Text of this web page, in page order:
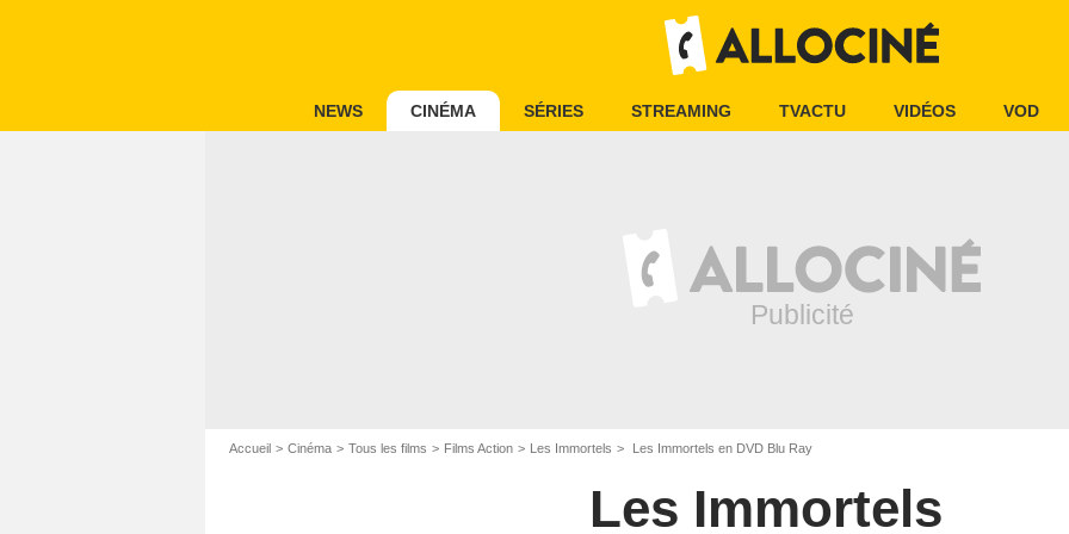
NEWS CINÉMA SÉRIES STREAMING TVACTU VIDÉOS VOD
Accueil Cinéma Tous les films Films Action Les Immortels Les Immortels en DVD Blu Ray
Les Immortels